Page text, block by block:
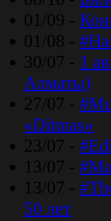
01/09 -
01/08 -
30/07 - 1
Алматы)
27/07 -
«Ditmas»
23/07 -
13/07 -
13/07 -
50 лет